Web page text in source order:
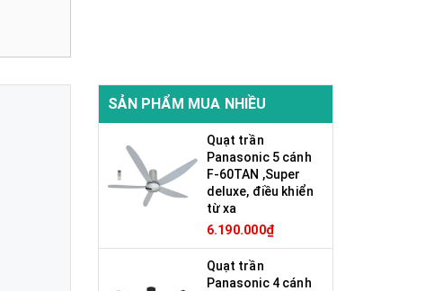
SẢN PHẨM MUA NHIỀU
Quạt trần
Panasonic 5 cánh
F-60TAN ,Super
deluxe, điều khiển
từ xa
6.190.000₫
Quạt trần
Panasonic 4 cánh